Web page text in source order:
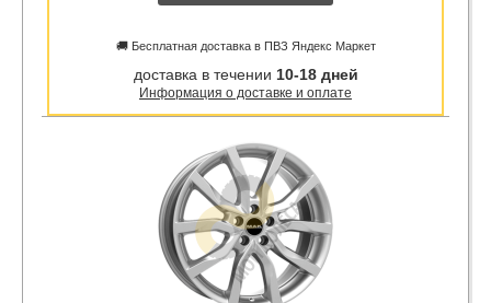
🚚 Бесплатная доставка в ПВЗ Яндекс Маркет
доставка в течении 10-18 дней
Информация о доставке и оплате